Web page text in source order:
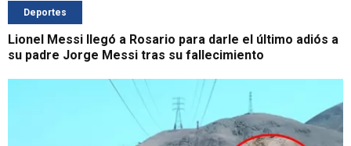
Deportes
Lionel Messi llegó a Rosario para darle el último adiós a
su padre Jorge Messi tras su fallecimiento